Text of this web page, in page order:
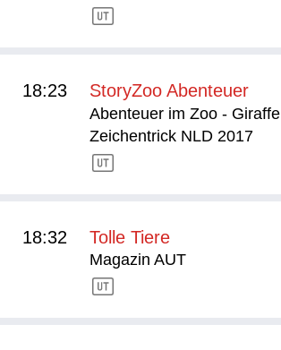
18:23 StoryZoo Abenteuer
Abenteuer im Zoo - Giraffe
Zeichentrick NLD 2017
18:32 Tolle Tiere
Magazin AUT